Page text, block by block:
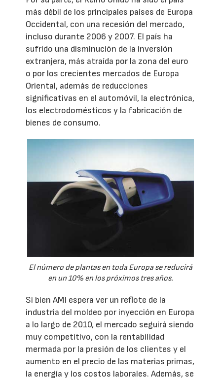
más débil de los principales países de Europa
Occidental, con una recesión del mercado,
incluso durante 2006 y 2007. El país ha
sufrido una disminución de la inversión
extranjera, más atraída por la zona del euro
o por los crecientes mercados de Europa
Oriental, además de reducciones
significativas en el automóvil, la electrónica,
los electrodomésticos y la fabricación de
bienes de consumo.
El número de plantas en toda Europa se reducirá
en un 10% en los próximos tres años.
Si bien AMI espera ver un reflote de la
industria del moldeo por inyección en Europa
a lo largo de 2010, el mercado seguirá siendo
muy competitivo, con la rentabilidad
mermada por la presión de los clientes y el
aumento en el precio de las materias primas,
la energía y los costos laborales. Además, se